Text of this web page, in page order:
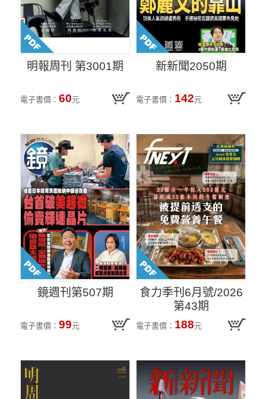
明報周刊 第3001期
電子書價： 60元
新新聞2050期
電子書價： 142元
鏡週刊第507期
電子書價： 99元
食力季刊6月號/2026
第43期
電子書價： 188元